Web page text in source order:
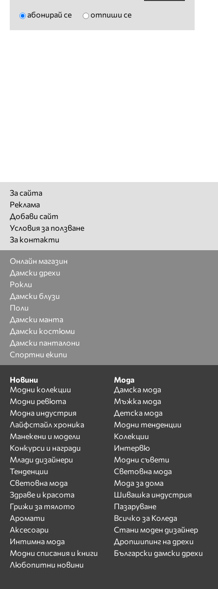
абонирай се отпиши се
За сайта
Реклама
Добави сайт
Условия за ползване
За контакти
Онлайн магазин
Дамски дрехи
Рокли
Дамски блузи
Поли
Дамски манта
Дамски костюми
Дамски панталони
Спортни екипи
Новини
Модни колекции
Модни ревюта
Модна индустрия
Лайфстайл хроника
Манекени и модели
Конкурси и награди
Млади дизайнери
Тенденции
Световна мода
Здраве и красота
Грижи за тялото
Аромати
Аксесоари
Интимна мода
Модни списания и книги
Любопитни новини
Мода
Дамска мода
Мъжка мода
Детска мода
Модни тенденции
Колекции
Интервю
Модни съвети
Световна мода
Мода за дома
Шивашка индустрия
Пазаруване
Всичко за Коледа
Стани моден дизайнер
Дропшипинг на дрехи
Български дамски дрехи